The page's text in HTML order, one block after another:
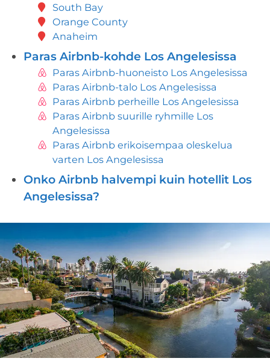
South Bay
Orange County
Anaheim
Paras Airbnb-kohde Los Angelesissa
Paras Airbnb-huoneisto Los Angelesissa
Paras Airbnb-talo Los Angelesissa
Paras Airbnb perheille Los Angelesissa
Paras Airbnb suurille ryhmille Los
Angelesissa
Paras Airbnb erikoisempaa oleskelua
varten Los Angelesissa
Onko Airbnb halvempi kuin hotellit Los
Angelesissa?